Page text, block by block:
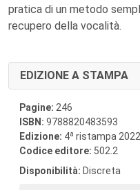
pratica di un metodo
recupero della vocalità.
EDIZIONE A STAMPA
Pagine: 246
ISBN: 9788820483593
Edizione: 4a ristampa
Codice editore: 502.2
Disponibilità: Discreta